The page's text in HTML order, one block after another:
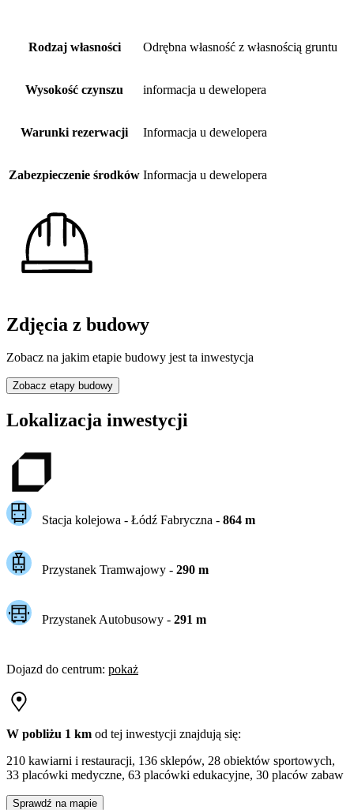
Rodzaj własności Odrębna własność z własnością gruntu
Wysokość czynszu informacja u dewelopera
Warunki rezerwacji Informacja u dewelopera
Zabezpieczenie środków Informacja u dewelopera
Zdjęcia z budowy
Zobacz na jakim etapie budowy jest ta inwestycja
Zobacz etapy budowy
Lokalizacja inwestycji
Stacja kolejowa - Łódź Fabryczna - 864m
Przystanek Tramwajowy - 290m
Przystanek Autobusowy - 291 m
Dojazd do centrum: pokaż
W pobliżu 1 km od tej inwestycji znajdują się:
210 kawiarni i restauracji, 136 sklepów, 28 obiektów sportowych,
33 placówki medyczne, 63 placówki edukacyjne, 30 placów zabaw
Sprawdź na mapie